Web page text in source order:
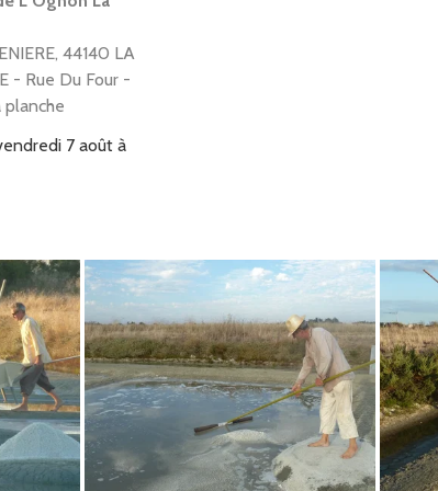
44140 LA
- Rue Du Four -
planche
7 août à
- St Lumine
- Paysans du
- 5 LA
- 44190 St
clisson
à 8h00
au